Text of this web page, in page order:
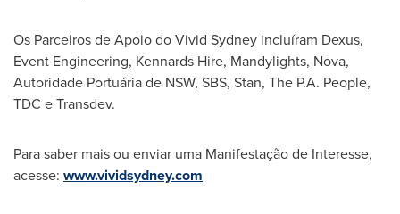
Os Parceiros de Apoio do Vivid Sydney incluíram Dexus,
Event Engineering, Kennards Hire, Mandylights, Nova,
Autoridade Portuária de NSW, SBS, Stan, The P.A. People,
TDC e Transdev.
Para saber mais ou enviar uma Manifestação de Interesse,
acesse: www.vividsydney.com